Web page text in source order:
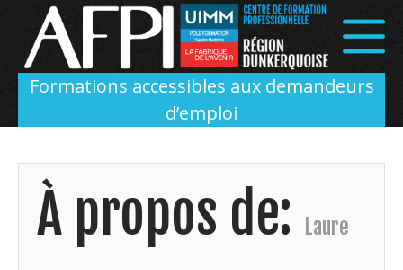
Formations accessibles aux demandeurs
d’emploi
À propos de: Laure
Panneau de gestion des cookies